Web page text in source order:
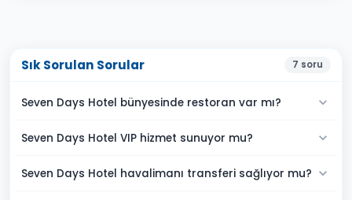
Sık Sorulan Sorular 7 soru
Seven Days Hotel bünyesinde restoran var mı?
Seven Days Hotel VIP hizmet sunuyor mu?
Seven Days Hotel havalimanı transferi sağlıyor mu?